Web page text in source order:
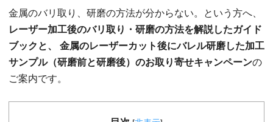
金属のバリ取り、研磨の方法が分からない。という方へ、
レーザー加工後のバリ取り・研磨の方法を解説したガイド
ブックと、 金属のレーザーカット後にバレル研磨した加工
サンプル（研磨前と研磨後）のお取り寄せキャンペーンの
ご案内です。